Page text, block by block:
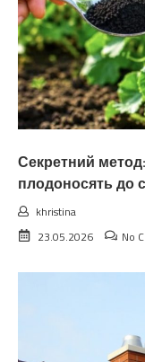
Секретний метод:
плодоносять до
khristina
23.05.2026
No